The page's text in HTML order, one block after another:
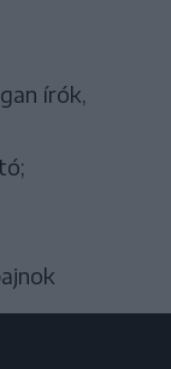
írók,